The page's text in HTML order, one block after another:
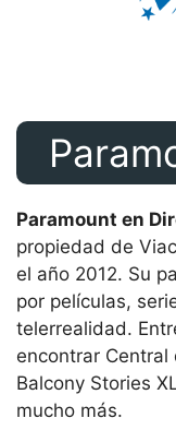
Paramount en
propiedad de
el año 2012. Su
por películas,
telerrealidad.
encontrar Central
Balcony Stories
mucho más.